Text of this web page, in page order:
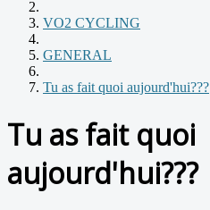
VO2 CYCLING
GENERAL
Tu as fait quoi aujourd'hui???
Tu as fait quoi
aujourd'hui???